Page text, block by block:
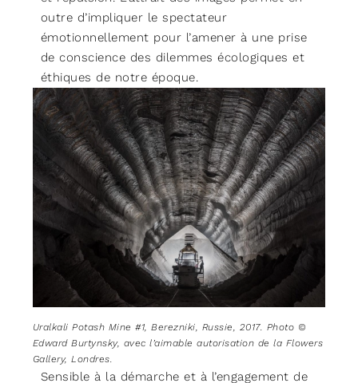
outre d’impliquer le spectateur
émotionnellement pour l’amener à une prise
de conscience des dilemmes écologiques et
éthiques de notre époque.
Uralkali Potash Mine #1, Berezniki, Russie, 2017. Photo ©
Edward Burtynsky, avec l’aimable autorisation de la Flowers
Gallery, Londres.
Sensible à la démarche et à l’engagement de